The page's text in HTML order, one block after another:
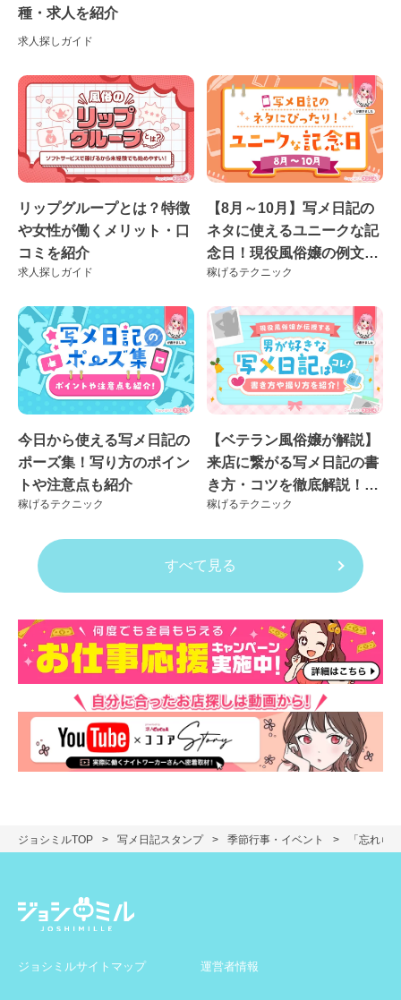
種・求人を紹介
求人探しガイド
リップグループとは？特徴
や女性が働くメリット・口
コミを紹介
求人探しガイド
【8月～10月】写メ日記の
ネタに使えるユニークな記
念日！現役風俗嬢の例文付
き♪
稼げるテクニック
今日から使える写メ日記の
ポーズ集！写り方のポイン
トや注意点も紹介
稼げるテクニック
【ベテラン風俗嬢が解説】
来店に繋がる写メ日記の書
き方・コツを徹底解説！良
くない例も紹介
稼げるテクニック
すべて見る
ジョシミルTOP 写メ日記スタンプ 季節行事・イベント 「忘れら
ジョシミルサイトマップ 運営者情報